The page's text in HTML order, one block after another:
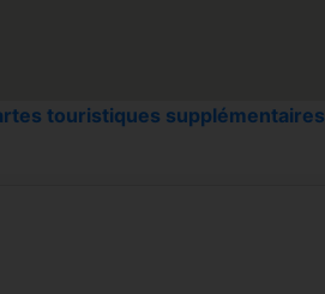
touristiques supplémentaires